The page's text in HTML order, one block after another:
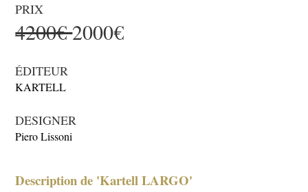
PRIX
4200€2000€
ÉDITEUR
KARTELL
DESIGNER
Piero Lissoni
Description de 'Kartell LARGO'